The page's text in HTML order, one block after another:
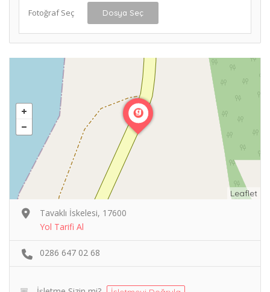
Fotoğraf Seç Dosya Seç
Leaflet
Tavaklı İskelesi, 17600
Yol Tarifi Al
0286 647 02 68